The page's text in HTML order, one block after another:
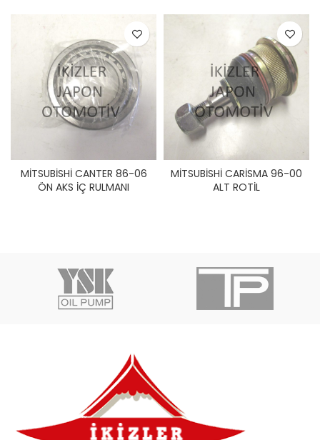
MİTSUBİSHİ CANTER 86-06
ÖN AKS İÇ RULMANI
MİTSUBİSHİ CARİSMA 96-00
ALT ROTİL